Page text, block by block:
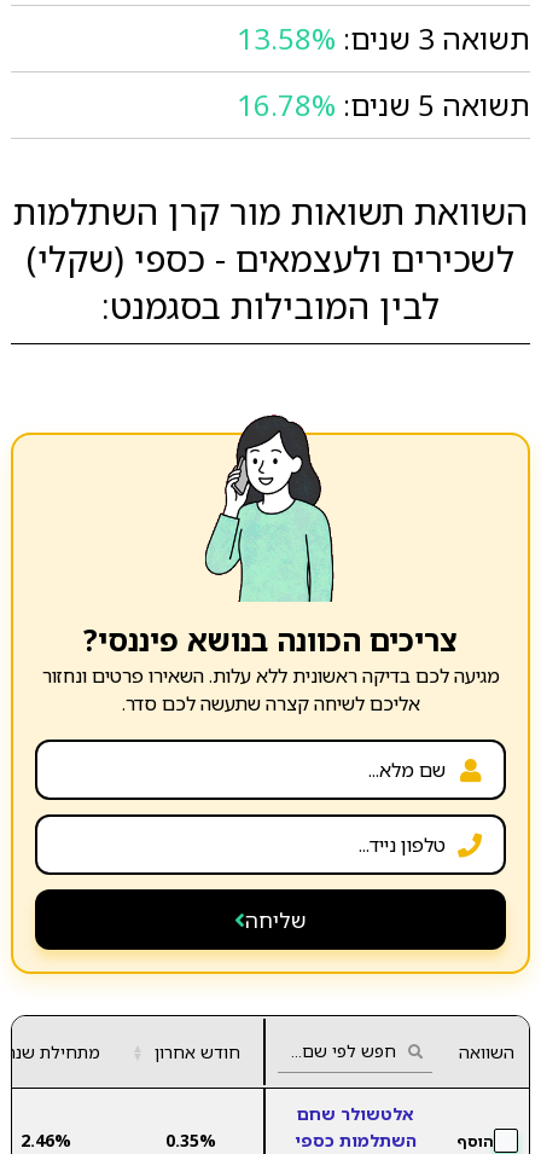
תשואה 3 שנים:
13.58%
תשואה 5 שנים:
16.78%
השוואת תשואות מור קרן השתלמות
לשכירים ולעצמאים - כספי (שקלי)
לבין המובילות בסגמנט:
צריכים הכוונה בנושא פיננסי?
מגיעה לכם בדיקה ראשונית ללא עלות. השאירו פרטים ונחזור
אליכם לשיחה קצרה שתעשה לכם סדר.
שליחה
השוואה חודש אחרון ▲
▼ מתחילת שנה
הוסף
אלטשולר שחם
השתלמות כספי
0.35%
2.46%